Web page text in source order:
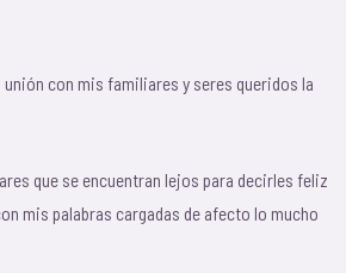
con mis familiares y seres queridos la
que se encuentran lejos para decirles feliz
mis palabras cargadas de afecto lo mucho